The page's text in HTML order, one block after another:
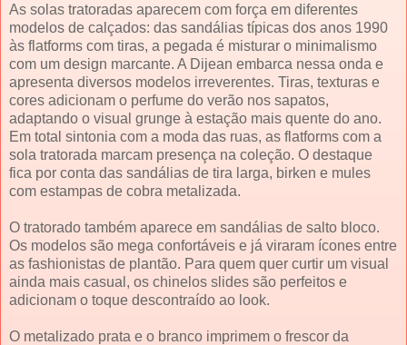
As solas tratoradas aparecem com força em diferentes
modelos de calçados: das sandálias típicas dos anos 1990
às flatforms com tiras, a pegada é misturar o minimalismo
com um design marcante. A Dijean embarca nessa onda e
apresenta diversos modelos irreverentes. Tiras, texturas e
cores adicionam o perfume do verão nos sapatos,
adaptando o visual grunge à estação mais quente do ano.
Em total sintonia com a moda das ruas, as flatforms com a
sola tratorada marcam presença na coleção. O destaque
fica por conta das sandálias de tira larga, birken e mules
com estampas de cobra metalizada.
O tratorado também aparece em sandálias de salto bloco.
Os modelos são mega confortáveis e já viraram ícones entre
as fashionistas de plantão. Para quem quer curtir um visual
ainda mais casual, os chinelos slides são perfeitos e
adicionam o toque descontraído ao look.
O metalizado prata e o branco imprimem o frescor da